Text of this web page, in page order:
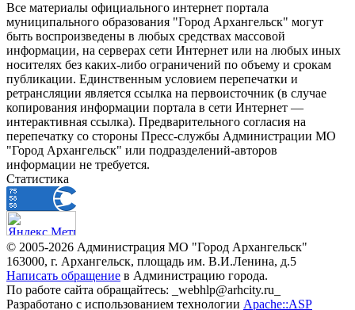
Все материалы официального интернет портала
муниципального образования "Город Архангельск" могут
быть воспроизведены в любых средствах массовой
информации, на серверах сети Интернет или на любых иных
носителях без каких-либо ограничений по объему и срокам
публикации. Единственным условием перепечатки и
ретрансляции является ссылка на первоисточник (в случае
копирования информации портала в сети Интернет —
интерактивная ссылка). Предварительного согласия на
перепечатку со стороны Пресс-службы Администрации МО
"Город Архангельск" или подразделений-авторов
информации не требуется.
Статистика
© 2005-2026 Администрация МО "Город Архангельск"
163000, г. Архангельск, площадь им. В.И.Ленина, д.5
Написать обращение в Администрацию города.
По работе сайта обращайтесь: _webhlp@arhcity.ru_
Разработано с использованием технологии Apache::ASP